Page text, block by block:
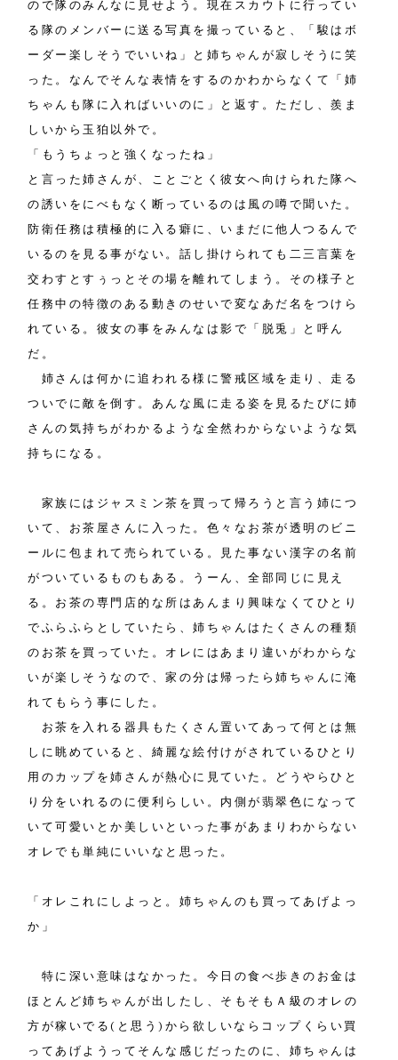
ので隊のみんなに見せよう。現在スカウトに行ってい
る隊のメンバーに送る写真を撮っていると、「駿はボ
ーダー楽しそうでいいね」と姉ちゃんが寂しそうに笑
った。なんでそんな表情をするのかわからなくて「姉
ちゃんも隊に入ればいいのに」と返す。ただし、羨ま
しいから玉狛以外で。
「もうちょっと強くなったね」
と言った姉さんが、ことごとく彼女へ向けられた隊へ
の誘いをにべもなく断っているのは風の噂で聞いた。
防衛任務は積極的に入る癖に、いまだに他人つるんで
いるのを見る事がない。話し掛けられても二三言葉を
交わすとすぅっとその場を離れてしまう。その様子と
任務中の特徴のある動きのせいで変なあだ名をつけら
れている。彼女の事をみんなは影で「脱兎」と呼ん
だ。
姉さんは何かに追われる様に警戒区域を走り、走る
ついでに敵を倒す。あんな風に走る姿を見るたびに姉
さんの気持ちがわかるような全然わからないような気
持ちになる。
家族にはジャスミン茶を買って帰ろうと言う姉につ
いて、お茶屋さんに入った。色々なお茶が透明のビニ
ールに包まれて売られている。見た事ない漢字の名前
がついているものもある。うーん、全部同じに見え
る。お茶の専門店的な所はあんまり興味なくてひとり
でふらふらとしていたら、姉ちゃんはたくさんの種類
のお茶を買っていた。オレにはあまり違いがわからな
いが楽しそうなので、家の分は帰ったら姉ちゃんに淹
れてもらう事にした。
お茶を入れる器具もたくさん置いてあって何とは無
しに眺めていると、綺麗な絵付けがされているひとり
用のカップを姉さんが熱心に見ていた。どうやらひと
り分をいれるのに便利らしい。内側が翡翠色になって
いて可愛いとか美しいといった事があまりわからない
オレでも単純にいいなと思った。
「オレこれにしよっと。姉ちゃんのも買ってあげよっ
か」
特に深い意味はなかった。今日の食べ歩きのお金は
ほとんど姉ちゃんが出したし、そもそもＡ級のオレの
方が稼いでる(と思う)から欲しいならコップくらい買
ってあげようってそんな感じだったのに、姉ちゃんは